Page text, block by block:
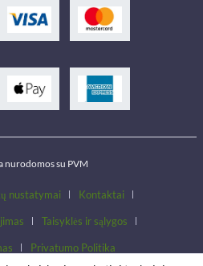
nurodomos su PVM
nustatymai Kontaktai
Taisyklės ir sąlygos
Privatumo Politika